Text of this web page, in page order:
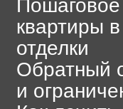
Пошаговое
квартиры
отделки
Обратный
и